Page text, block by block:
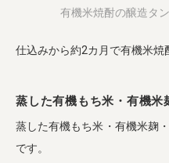
有機米焼酎の醸造タ
仕込みから約2カ月で有機米焼
蒸した有機もち米・有機米
蒸した有機もち米・有機米麹
です。